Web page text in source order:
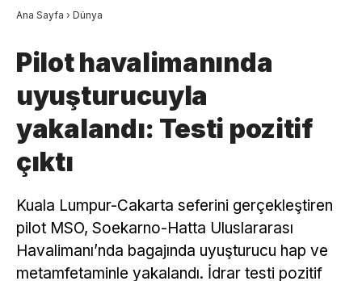
Ana Sayfa › Dünya
Pilot havalimanında
uyuşturucuyla
yakalandı: Testi pozitif
çıktı
Kuala Lumpur-Cakarta seferini gerçekleştiren
pilot MSO, Soekarno-Hatta Uluslararası
Havalimanı’nda bagajında uyuşturucu hap ve
metamfetaminle yakalandı. İdrar testi pozitif